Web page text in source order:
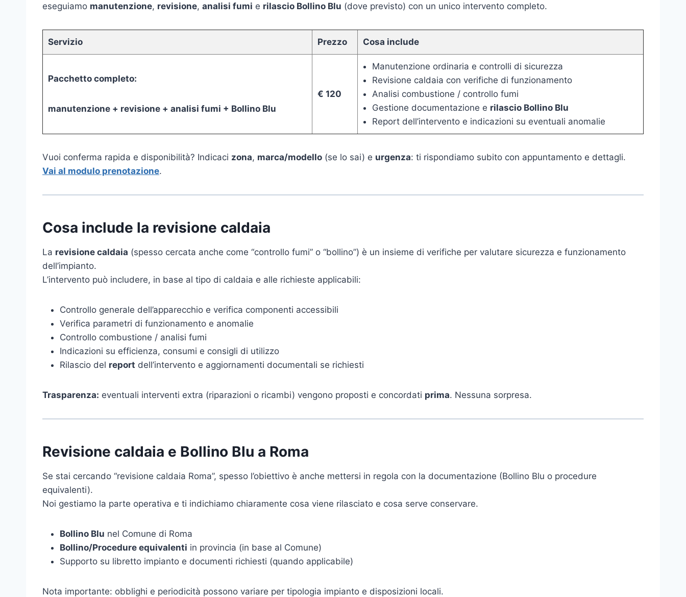
eseguiamo manutenzione, revisione, analisi fumi e rilascio Bollino Blu (dove previsto) con un unico intervento completo.
Servizio Prezzo Cosa include
Pacchetto completo:
manutenzione + revisione + analisi fumi + Bollino Blu
€ 120
Manutenzione ordinaria e controlli di sicurezza
Revisione caldaia con verifiche di funzionamento
Analisi combustione / controllo fumi
Gestione documentazione e rilascio Bollino Blu
Report dell’intervento e indicazioni su eventuali anomalie
Vuoi conferma rapida e disponibilità? Indicaci zona, marca/modello (se lo sai) e urgenza: ti rispondiamo subito con appuntamento e dettagli.
Vai al modulo prenotazione.
Cosa include la revisione caldaia
La revisione caldaia (spesso cercata anche come “controllo fumi” o “bollino”) è un insieme di verifiche per valutare sicurezza e funzionamento
dell’impianto.
L’intervento può includere, in base al tipo di caldaia e alle richieste applicabili:
Controllo generale dell’apparecchio e verifica componenti accessibili
Verifica parametri di funzionamento e anomalie
Controllo combustione / analisi fumi
Indicazioni su efficienza, consumi e consigli di utilizzo
Rilascio del report dell’intervento e aggiornamenti documentali se richiesti
Trasparenza: eventuali interventi extra (riparazioni o ricambi) vengono proposti e concordati prima. Nessuna sorpresa.
Revisione caldaia e Bollino Blu a Roma
Se stai cercando “revisione caldaia Roma”, spesso l’obiettivo è anche mettersi in regola con la documentazione (Bollino Blu o procedure
equivalenti).
Noi gestiamo la parte operativa e ti indichiamo chiaramente cosa viene rilasciato e cosa serve conservare.
Bollino Blu nel Comune di Roma
Bollino/Procedure equivalenti in provincia (in base al Comune)
Supporto su libretto impianto e documenti richiesti (quando applicabile)
Nota importante: obblighi e periodicità possono variare per tipologia impianto e disposizioni locali.